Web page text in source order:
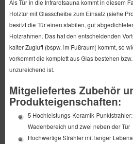
Als Tür in die Infrarotsauna kommt in diesem
Holztür mit Glasscheibe zum Einsatz (siehe
besitzt die Tür einen stabilen, gut
Holzrahmen. Das hat den entscheidenden
kalter Zugluft (bspw. im Fußraum) kommt, so
vorkommt die komplett aus Glas bestehen
unzureichend ist.
Mitgeliefertes Zubehör
Produkteigenschaften:
5 Hochleistungs-Keramik-
Wadenbereich und zwei neben der Tür
Hochwertige Strahler mit langer